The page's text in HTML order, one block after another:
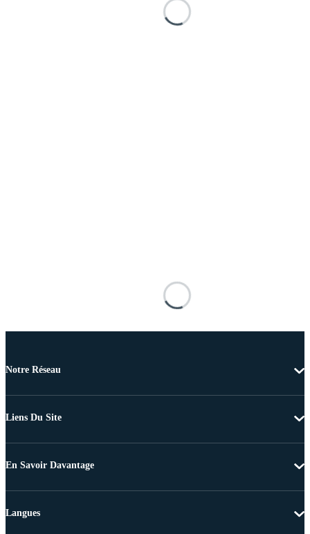
Notre Réseau
Liens Du Site
En Savoir Davantage
Langues